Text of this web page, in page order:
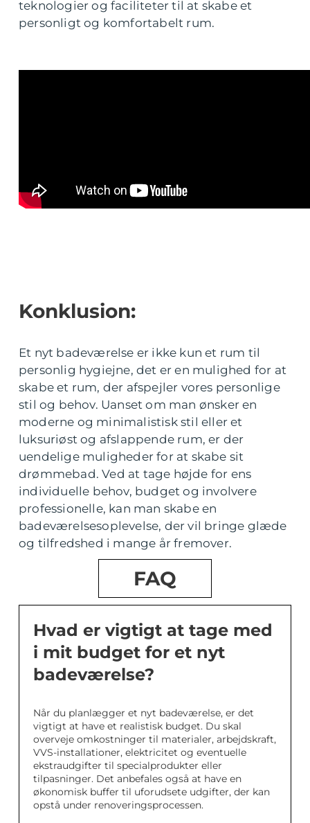
teknologier og faciliteter til at skabe et
personligt og komfortabelt rum.
Konklusion:
Et nyt badeværelse er ikke kun et rum til
personlig hygiejne, det er en mulighed for at
skabe et rum, der afspejler vores personlige
stil og behov. Uanset om man ønsker en
moderne og minimalistisk stil eller et
luksuriøst og afslappende rum, er der
uendelige muligheder for at skabe sit
drømmebad. Ved at tage højde for ens
individuelle behov, budget og involvere
professionelle, kan man skabe en
badeværelsesoplevelse, der vil bringe glæde
og tilfredshed i mange år fremover.
FAQ
Hvad er vigtigt at tage med
i mit budget for et nyt
badeværelse?
Når du planlægger et nyt badeværelse, er det
vigtigt at have et realistisk budget. Du skal
overveje omkostninger til materialer, arbejdskraft,
VVS-installationer, elektricitet og eventuelle
ekstraudgifter til specialprodukter eller
tilpasninger. Det anbefales også at have en
økonomisk buffer til uforudsete udgifter, der kan
opstå under renoveringsprocessen.